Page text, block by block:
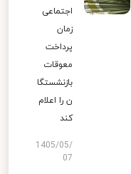
اجتماعی
زمان
پرداخت
معوقات
بازنشستگا
ن را اعلام
کند
1405/05/
07